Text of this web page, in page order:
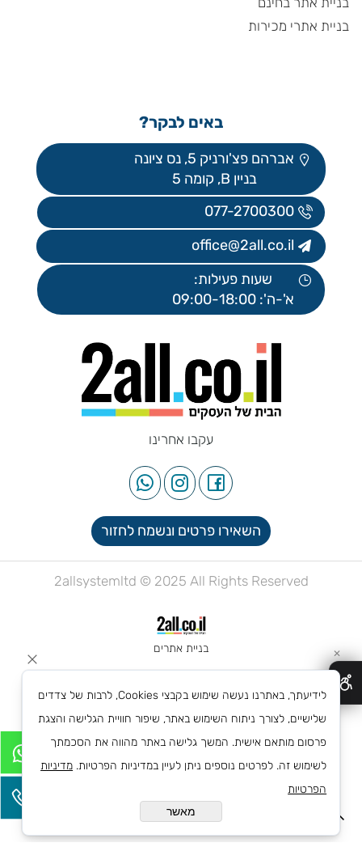
בניית אתרי מכירות
באים לבקר?
אברהם פצ'ורניק 5, נס ציונה
בניין B, קומה 5
077-2700300
office@2all.co.il
שעות פעילות:
א'-ה': 09:00-18:00
עקבו אחרינו
השאירו פרטים ונשמח לחזור
2allsystemltd © 2025 All Rights Reserved
בניית אתרים ✕
לידיעתך, באתרנו נעשה שימוש בקבצי Cookies, לרבות של צדדים
שלישיים, לצורך ניתוח השימוש באתר, שיפור חוויית הגלישה והצגת
פרסום מותאם אישית. המשך גלישה באתר מהווה את הסכמתך
לשימוש זה. לפרטים נוספים ניתן לעיין במדיניות הפרטיות. מדיניות
הפרטיות
מאשר